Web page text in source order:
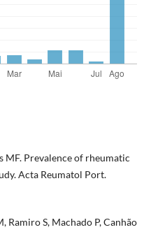
MF. Prevalence of rheumatic
Acta Reumatol Port.
Ramiro S, Machado P, Canhão